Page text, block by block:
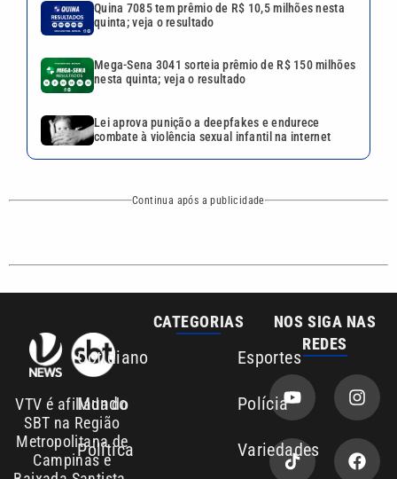
VTV é afiliada do
SBT na Região
CATEGORIAS
Cotidiano
Mundo Polícia
NOS SIGA NAS
Anuncie agora com a emissora VTV SBT
Área de cobertura que a VTV SBT acompanha:
Entre em contato com a VTV News
Copyright © 2026. Todos os direitos
Política de privacidade